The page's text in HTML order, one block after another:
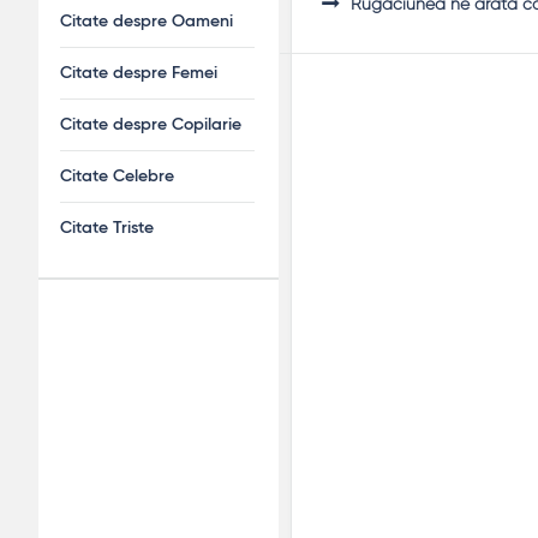
Citate despre Oameni
Citate despre Femei
Citate despre Copilarie
Citate Celebre
Citate Triste